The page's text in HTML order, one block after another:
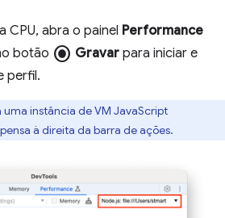
CPU, abra o painel Performance
botão radio_button_checked Gravar para iniciar e
perfil.
uma instância de VM JavaScript
à direita da barra de ações.